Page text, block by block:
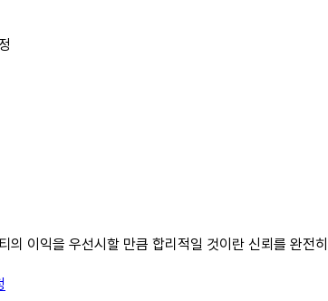
이익을 우선시할 만큼 합리적일 것이란 신뢰를 완전